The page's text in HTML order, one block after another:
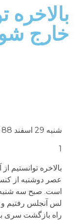
بالاخره
خارج
شنبه 29 اسفند 88 / 20 مارس 2010
1
بالاخره توانستیم
عصر دوشنبه از
است. صبح سه شنبه
لس آنجلس رفتیم و
راه بازگشت سری